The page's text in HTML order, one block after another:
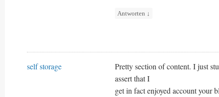
Antworten ↓
self storage
Pretty section of content. I just
assert that I
get in fact enjoyed account your